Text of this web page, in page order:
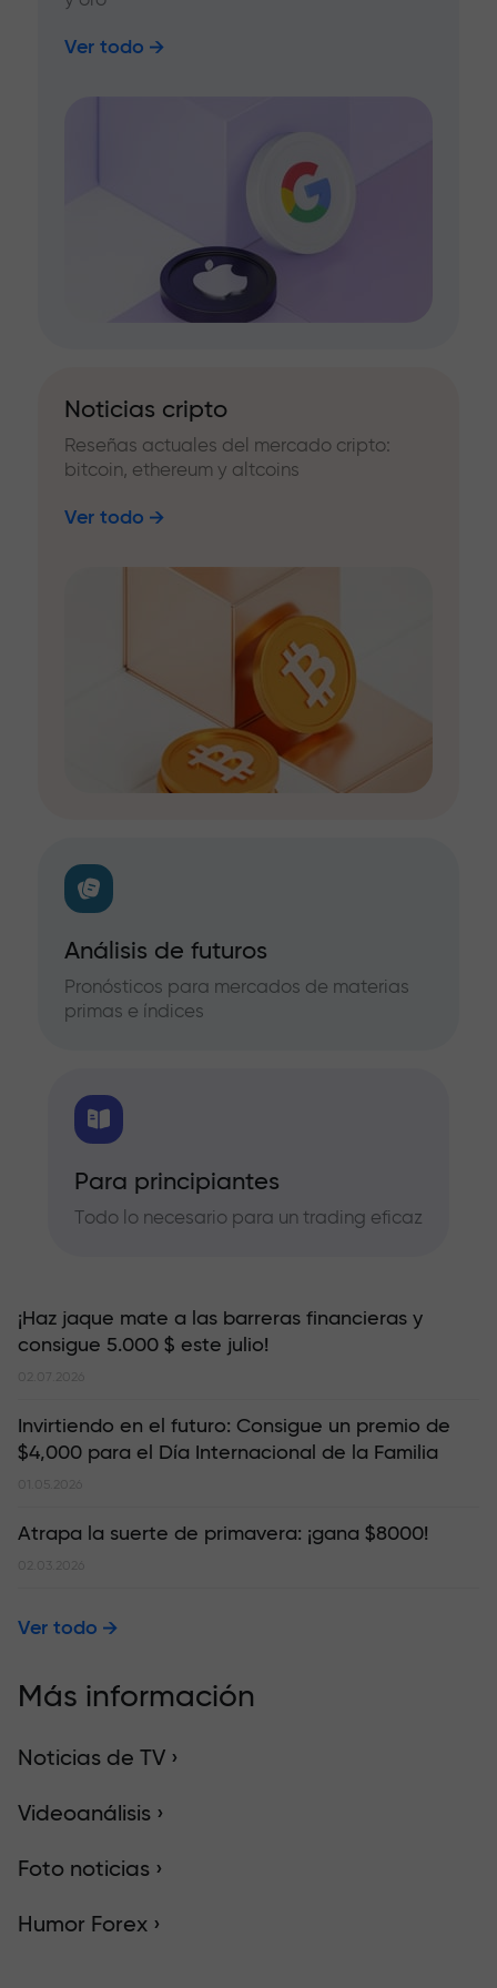
Ver todo
Noticias cripto
Reseñas actuales del mercado cripto:
bitcoin, ethereum y altcoins
Ver todo
Análisis de futuros
Pronósticos para mercados de materias
primas e índices
Para principiantes
Todo lo necesario para un trading eficaz
¡Haz jaque mate a las barreras financieras y
consigue 5.000 $ este julio!
02.07.2026
Invirtiendo en el futuro: Consigue un premio de
$4,000 para el Día Internacional de la Familia
01.05.2026
Atrapa la suerte de primavera: ¡gana $8000!
02.03.2026
Ver todo
Más información
Noticias de TV ›
Videoanálisis ›
Foto noticias ›
Humor Forex ›